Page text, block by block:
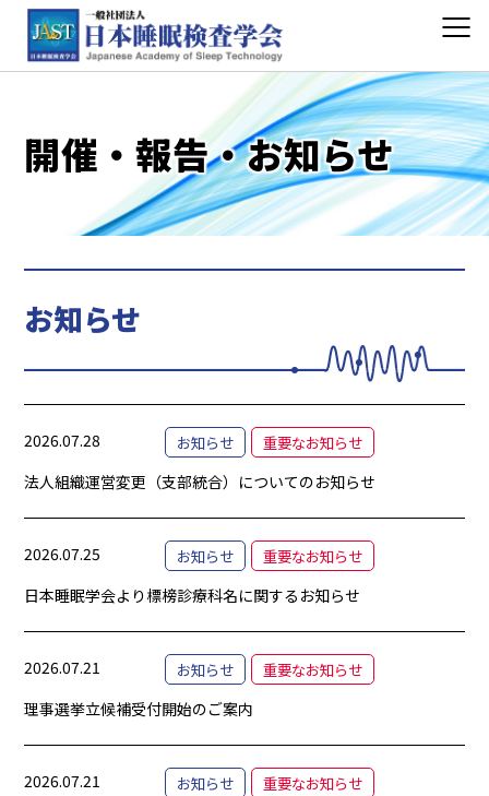
開催・報告・お知らせ
お知らせ
2026.07.28 お知らせ
重要なお知らせ
法人組織運営変更（支部統合）についてのお知らせ
2026.07.25 お知らせ
重要なお知らせ
日本睡眠学会より標榜診療科名に関するお知らせ
2026.07.21 お知らせ
重要なお知らせ
理事選挙立候補受付開始のご案内
2026.07.21 お知らせ
重要なお知らせ